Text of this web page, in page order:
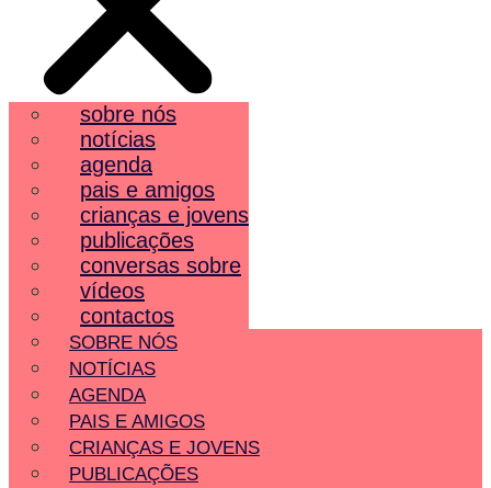
sobre nós
notícias
agenda
pais e amigos
crianças e jovens
publicações
conversas sobre
vídeos
contactos
SOBRE NÓS
NOTÍCIAS
AGENDA
PAIS E AMIGOS
CRIANÇAS E JOVENS
PUBLICAÇÕES